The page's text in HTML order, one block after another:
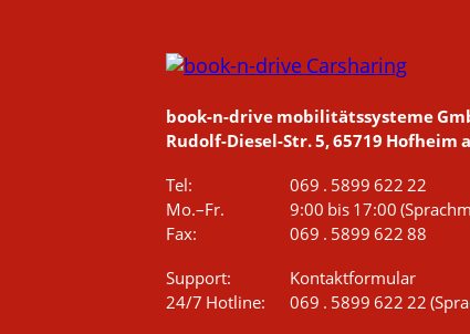
book-n-drive mobilitätssysteme
Rudolf-Diesel-Str. 5, 65719 Hofheim
Tel:
069 . 5899 622 22
Mo.–Fr.
9:00 bis 17:00
Fax:
069 . 5899 622 88
Support:
Kontaktformular
24/7 Hotline:
069 . 5899 622 22